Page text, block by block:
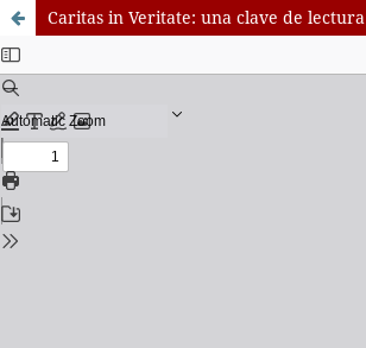
Caritas in Veritate: una clave de lectura